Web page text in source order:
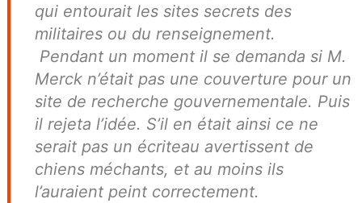
qui entourait les sites secrets des
militaires ou du renseignement.
Pendant un moment il se demanda si M.
Merck n’était pas une couverture pour un
site de recherche gouvernementale. Puis
il rejeta l’idée. S’il en était ainsi ce ne
serait pas un écriteau avertissent de
chiens méchants, et au moins ils
l’auraient peint correctement.